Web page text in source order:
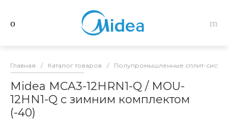
Главная / Каталог товаров / Полупромышленные сплит-
Midea MCA3-12HRN1-Q / MOU-
12HN1-Q с зимним комплектом
(-40)